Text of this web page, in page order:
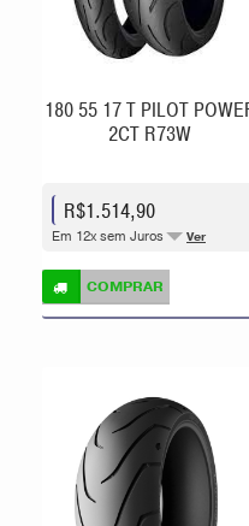
180 55 17 T PILOT
2CT R73W
R$1.514,90
Em 12x sem Juros Ver
COMPRAR